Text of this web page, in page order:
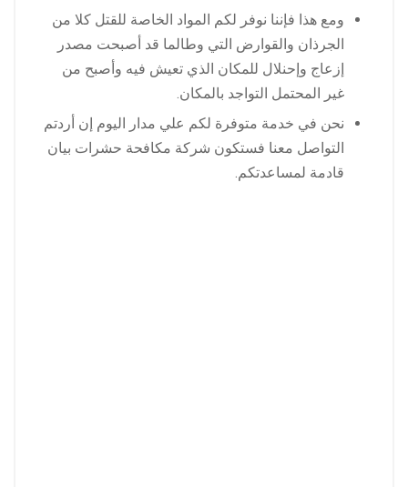
ومع هذا فإننا نوفر لكم المواد الخاصة للقتل كلا من
الجرذان والقوارض التي وطالما قد أصبحت مصدر
إزعاج وإحنلال للمكان الذي تعيش فيه وأصبح من
غير المحتمل التواجد بالمكان.
نحن في خدمة متوفرة لكم علي مدار اليوم إن أردتم
التواصل معنا فستكون شركة مكافحة حشرات بيان
قادمة لمساعدتكم.